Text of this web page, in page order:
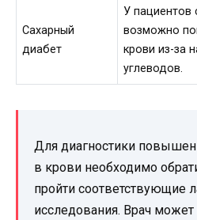
Сахарный
диабет
У пациентов
возможно
крови из-за
углеводов.
Для диагностики
в крови необходимо
пройти соответствующие
исследования. Врач может